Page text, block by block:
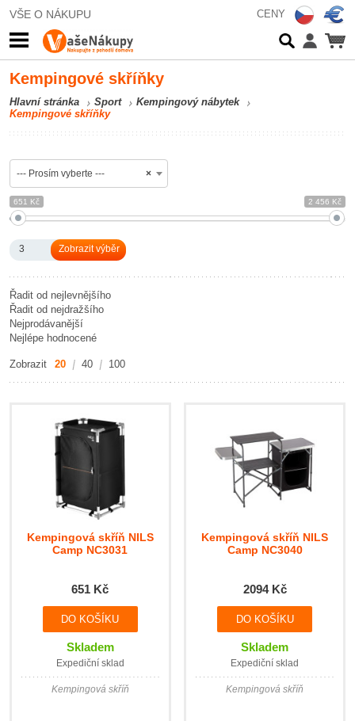
VŠE O NÁKUPU CENY
Kempingové skříňky
Hlavní stránka Sport
Kempingový nábytek
Kempingové skříňky
×
--- Prosím vyberte ---
651 Kč 2 456 Kč
3
Řadit od nejlevnějšího
Řadit od nejdražšího
Nejprodávanější
Nejlépe hodnocené
Zobrazit 20 40 100
Kempingová skříň NILS
Camp NC3031
651 Kč
Skladem
Expediční sklad
Kempingová skříň
Kempingová skříň NILS
Camp NC3040
2094 Kč
Skladem
Expediční sklad
Kempingová skříň